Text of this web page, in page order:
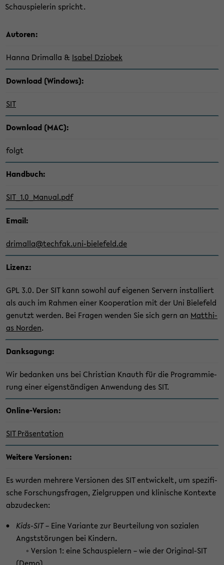
Schau­spie­le­rin spricht.
Au­toren:
Hanna Dri­mal­la & Isa­bel Dzio­bek
Down­load (Win­dows):
SIT
Down­load (MAC):
folgt
Hand­buch:
SIT_1.0_Manual.pdf
Email:
dri­mal­la@tech­fak.uni-​bielefeld.de
Li­zenz:
GPL 3.0. Der SIT kann so­wohl auf ei­ge­nen Ser­vern in­stal­liert
als auch im Rah­men einer Ko­ope­ra­ti­on mit der Uni Bie­le­feld
ge­nutzt wer­den. Bei Fra­gen wen­den Sie sich gern an Mat­thi­
as Nor­den.
Dank­sa­gung:
Wir be­dan­ken uns bei Chris­ti­an Knauth für die Pro­gram­mie­
rung einer ei­gen­stän­di­gen An­wen­dung des SIT.
Online-​Version:
SIT Prä­sen­ta­ti­on
Wei­te­re Ver­sio­nen:
Es wur­den meh­re­re Ver­sio­nen des SIT ent­wi­ckelt, um spe­zi­fi­
sche For­schungs­fra­gen, Ziel­grup­pen und kli­ni­sche Kon­tex­te
ab­zu­de­cken:
Kids-​SIT– Eine Va­ri­an­te zur Be­ur­tei­lung von so­zia­len
Angst­stö­run­gen bei Kin­dern.
◦ Ver­si­on 1: eine Schau­spie­lern – wie der Original-​SIT
(Demo)